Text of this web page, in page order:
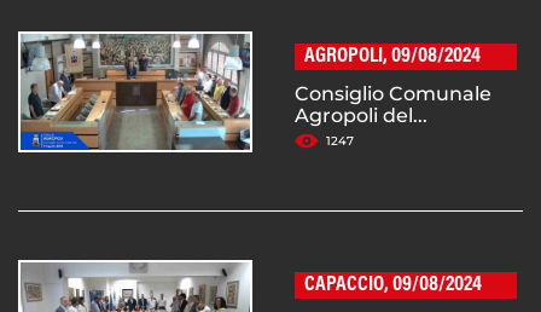
AGROPOLI, 09/08/2024
Consiglio Comunale
Agropoli del...
1247
CAPACCIO, 09/08/2024